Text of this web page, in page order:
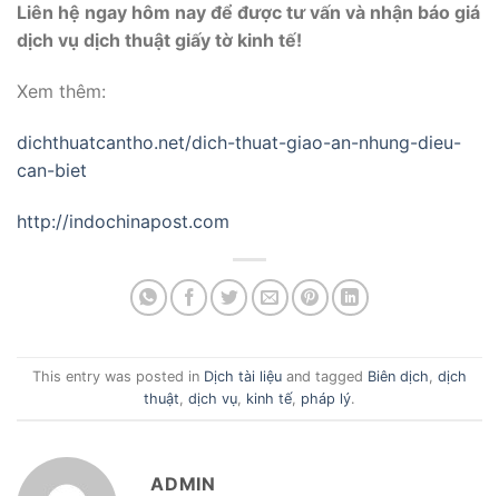
Liên hệ ngay hôm nay để được tư vấn và nhận báo giá
dịch vụ dịch thuật giấy tờ kinh tế!
Xem thêm:
dichthuatcantho.net/dich-thuat-giao-an-nhung-dieu-
can-biet
http://indochinapost.com
This entry was posted in Dịch tài liệu and tagged Biên dịch dịch
thuật dịch vụ kinh tế pháp lý.
ADMIN